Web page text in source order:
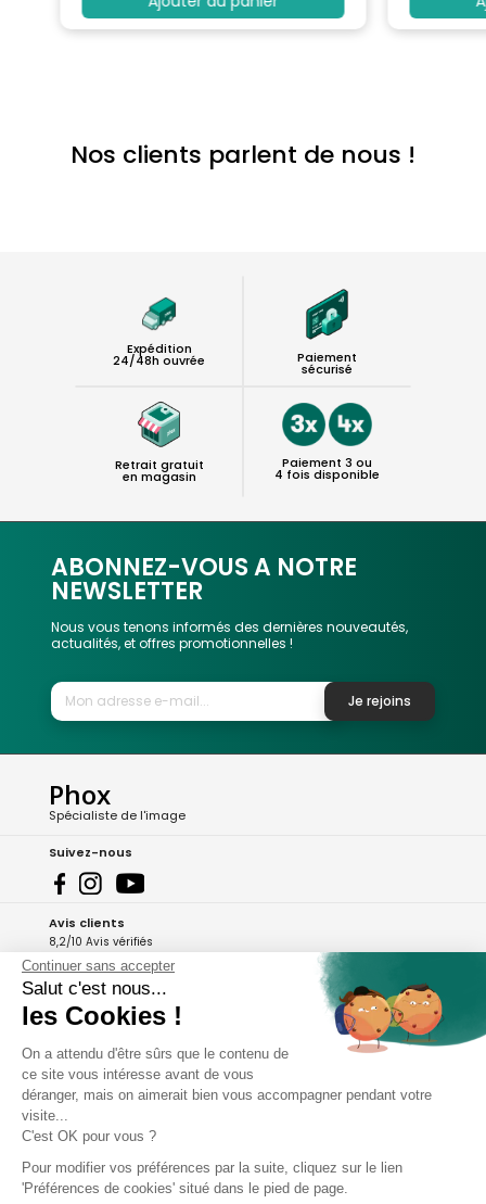
Nos clients parlent de nous !
Expédition
24/48h ouvrée Paiement
sécurisé
Retrait gratuit
en magasin
Paiement 3 ou
4 fois disponible
ABONNEZ-VOUS A NOTRE
NEWSLETTER
Nous vous tenons informés des dernières nouveautés,
actualités, et offres promotionnelles !
Je rejoins
Phox
Spécialiste de l'image
Suivez-nous
Avis clients
8,2/10 Avis vérifiés
L'Appli Phox
A propos de Phox
Services et garanties
Continuer sans accepter
Salut c'est nous...
les Cookies !
On a attendu d'être sûrs que le contenu de
ce site vous intéresse avant de vous
déranger, mais on aimerait bien vous accompagner pendant votre
visite...
C'est OK pour vous ?
Pour modifier vos préférences par la suite, cliquez sur le lien
'Préférences de cookies' situé dans le pied de page.